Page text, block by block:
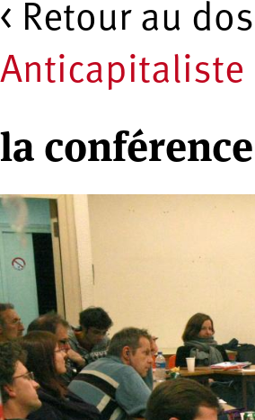
< Retour au
Anticapitaliste
la conférence